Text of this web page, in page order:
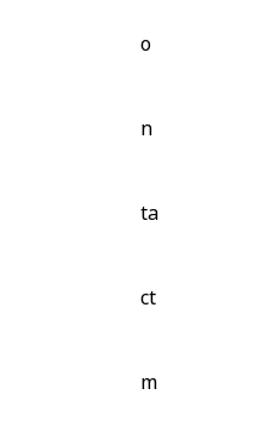
o
n
ta
ct
m